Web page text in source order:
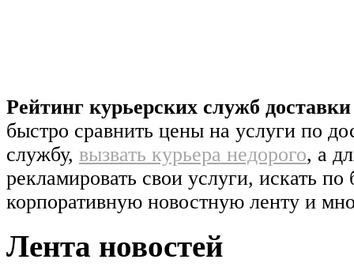
Рейтинг курьерских служб
быстро сравнить цены на услуги по
службу, вызвать курьера недорого, а
рекламировать свои услуги, искать по
корпоративную новостную ленту и
Лента новостей